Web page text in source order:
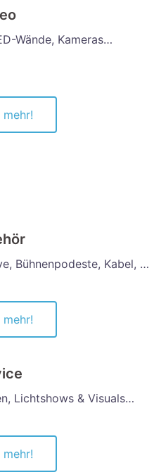
Wände, Kameras…
Bühnenpodeste, Kabel, …
Lichtshows & Visuals…